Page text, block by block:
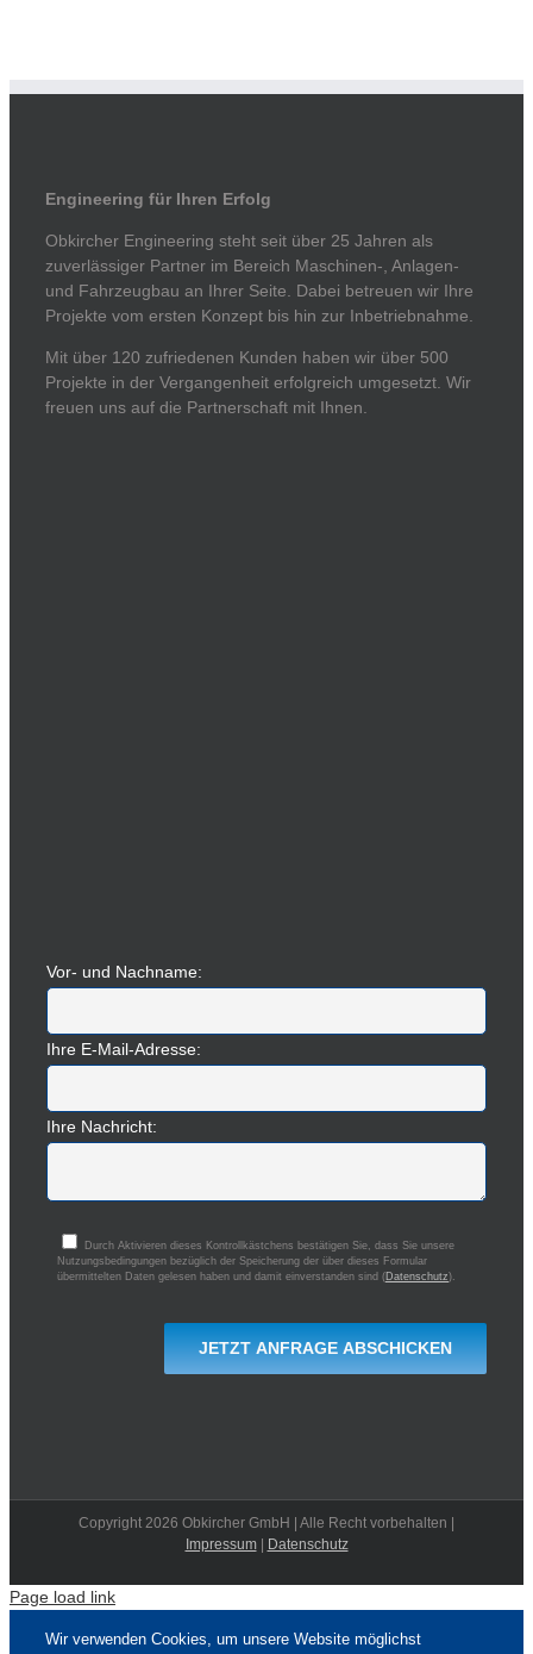
Engineering für Ihren Erfolg
Obkircher Engineering steht seit über 25 Jahren als
zuverlässiger Partner im Bereich Maschinen-, Anlagen-
und Fahrzeugbau an Ihrer Seite. Dabei betreuen wir Ihre
Projekte vom ersten Konzept bis hin zur Inbetriebnahme.
Mit über 120 zufriedenen Kunden haben wir über 500
Projekte in der Vergangenheit erfolgreich umgesetzt. Wir
freuen uns auf die Partnerschaft mit Ihnen.
Vor- und Nachname:
Ihre E-Mail-Adresse:
Ihre Nachricht:
Durch Aktivieren dieses Kontrollkästchens bestätigen Sie, dass Sie unsere
Nutzungsbedingungen bezüglich der Speicherung der über dieses Formular
übermittelten Daten gelesen haben und damit einverstanden sind (Datenschutz).
Copyright 2026 Obkircher GmbH | Alle Recht vorbehalten |
Impressum| Datenschutz
Page load link
Wir verwenden Cookies, um unsere Website möglichst